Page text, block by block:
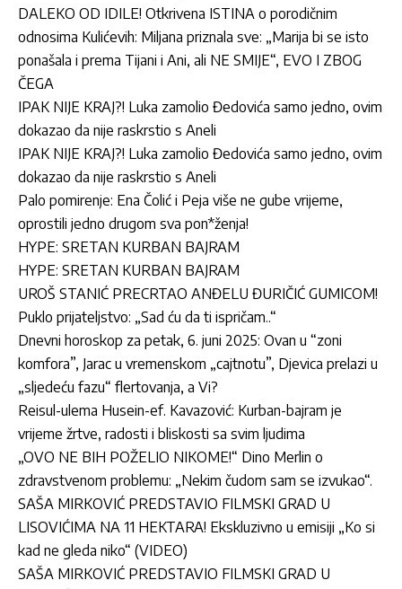
DALEKO OD IDILE! Otkrivena ISTINA o porodičnim
odnosima Kulićevih: Miljana priznala sve: „Marija bi se isto
ponašala i prema Tijani i Ani, ali NE SMIJE“, EVO I ZBOG
ČEGA
IPAK NIJE KRAJ?! Luka zamolio Đedovića samo jedno, ovim
dokazao da nije raskrstio s Aneli
IPAK NIJE KRAJ?! Luka zamolio Đedovića samo jedno, ovim
dokazao da nije raskrstio s Aneli
Palo pomirenje: Ena Čolić i Peja više ne gube vrijeme,
oprostili jedno drugom sva pon*ženja!
HYPE: SRETAN KURBAN BAJRAM
HYPE: SRETAN KURBAN BAJRAM
UROŠ STANIĆ PRECRTAO ANĐELU ĐURIČIĆ GUMICOM!
Puklo prijateljstvo: „Sad ću da ti ispričam..“
Dnevni horoskop za petak, 6. juni 2025: Ovan u “zoni
komfora”, Jarac u vremenskom „cajtnotu”, Djevica prelazi u
„sljedeću fazu“ flertovanja, a Vi?
Reisul-ulema Husein-ef. Kavazović: Kurban-bajram je
vrijeme žrtve, radosti i bliskosti sa svim ljudima
„OVO NE BIH POŽELIO NIKOME!“ Dino Merlin o
zdravstvenom problemu: „Nekim čudom sam se izvukao“.
SAŠA MIRKOVIĆ PREDSTAVIO FILMSKI GRAD U
LISOVIĆIMA NA 11 HEKTARA! Ekskluzivno u emisiji „Ko si
kad ne gleda niko“ (VIDEO)
SAŠA MIRKOVIĆ PREDSTAVIO FILMSKI GRAD U